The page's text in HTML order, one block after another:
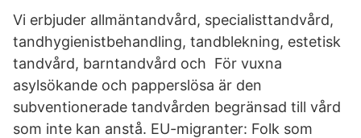
Vi erbjuder allmäntandvård, specialisttandvård,
tandhygienistbehandling, tandblekning, estetisk
tandvård, barntandvård och För vuxna
asylsökande och papperslösa är den
subventionerade tandvården begränsad till vård
som inte kan anstå. EU-migranter: Folk som